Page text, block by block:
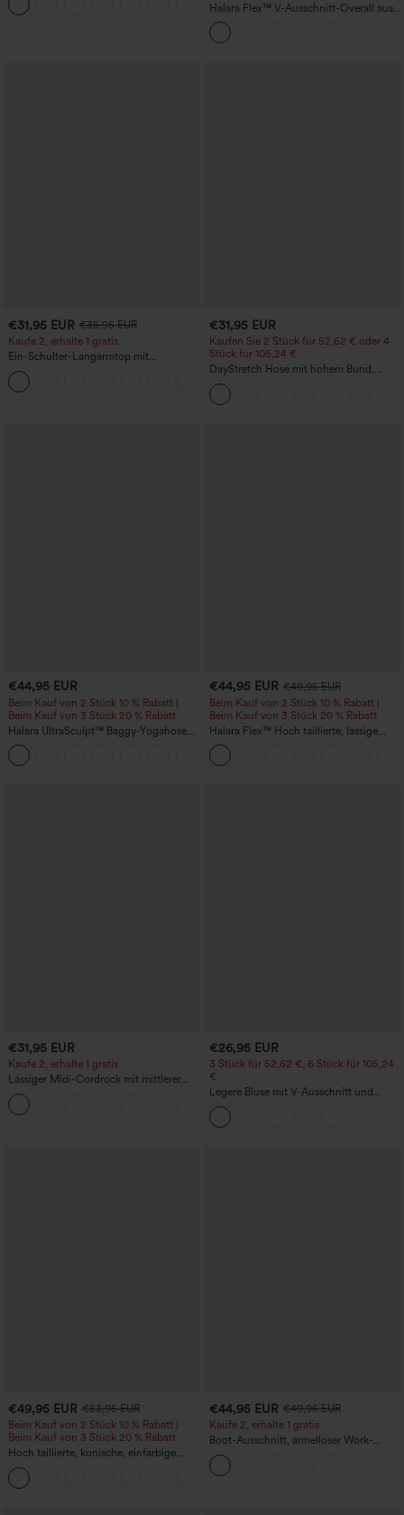
+1
Halara Flex™ V-Ausschnitt-Overall aus
gewaschenem Denim mit Taschen –
lässig
€31,95 EUR €35,95 EUR
Kaufe 2, erhalte 1 gratis
Ein-Schulter-Langarmtop mit
Daumenloch, geschwungener Saum
(High-Low), schnell trocknend – Yoga-
Sporttop mit integriertem BH
€31,95 EUR
Kaufen Sie 2 Stück für 52,62 € oder 4
Stück für 105,24 €.
DayStretch Hose mit hohem Bund,
Barrel-Leg und Taschen
€44,95 EUR
Beim Kauf von 2 Stück 10 % Rabatt |
Beim Kauf von 3 Stück 20 % Rabatt
Halara UltraSculpt™ Baggy-Yogahose
mit hohem Bund, Bauchkontrolle,
Color-Block-Streifen und Taschen
€44,95 EUR €49,95 EUR
Beim Kauf von 2 Stück 10 % Rabatt |
Beim Kauf von 3 Stück 20 % Rabatt
Halara Flex™ Hoch taillierte, lässige
Jeans mit Taschen, umgekrempeltem
Saum, weitem Bein und verwaschenem
Finish
€31,95 EUR
Kaufe 2, erhalte 1 gratis
Lässiger Midi-Cordrock mit mittlerer
Bundhöhe und vorderseitiger
Klapptasche
€26,95 EUR
3 Stück für 52,62 €, 6 Stück für 105,24
€
Legere Bluse mit V-Ausschnitt und
kurzen Puffärmeln
€49,95 EUR €53,95 EUR
Beim Kauf von 2 Stück 10 % Rabatt |
Beim Kauf von 3 Stück 20 % Rabatt
Hoch taillierte, konische, einfarbige
Anzughose mit Seitentaschen
€44,95 EUR €49,95 EUR
Kaufe 2, erhalte 1 gratis
Boot-Ausschnitt, ärmelloser Work-
Jumpsuit mit seitlicher Bindung,
kühlender Cool-Touch-Effekt, gestreift
und mit Taschen – Easy Peezy Edition